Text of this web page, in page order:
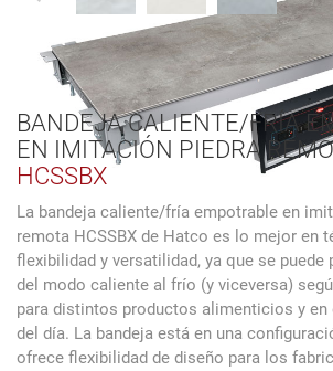
BANDEJA CALIENTE/FRÍA
EN IMITACIÓN PIEDRA
HCSSBX
La bandeja caliente/fría empotrable en
remota HCSSBX de Hatco es lo mejor en
flexibilidad y versatilidad, ya que se puede
del modo caliente al frío (y viceversa)
para distintos productos alimenticios y en
del día. La bandeja está en una
ofrece flexibilidad de diseño para los